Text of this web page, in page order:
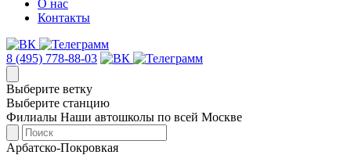
О нас
Контакты
8 (495) 778-88-03
Выберите ветку
Выберите станцию
Филиалы Наши автошколы по всей Москве
Арбатско-Покровкая